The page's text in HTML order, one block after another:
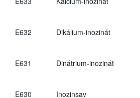
E632 Dikálium-inozinát
E631 Dinátrium-inozinát
E630 Inozinsav